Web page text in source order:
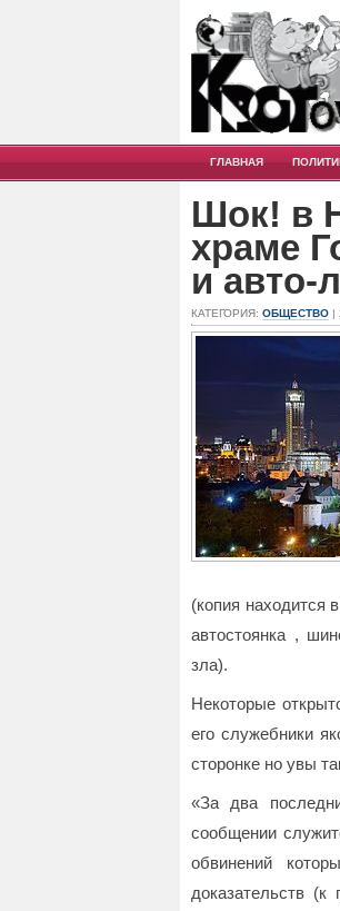
ГЛАВНАЯ
Шок! в
храме
и авто-
КАТЕГОРИЯ: ОБЩЕСТВО |
(копия находится
автостоянка ,
зла).
Некоторые
его служебники
сторонке но увы
«За два
сообщении
обвинений
доказательств